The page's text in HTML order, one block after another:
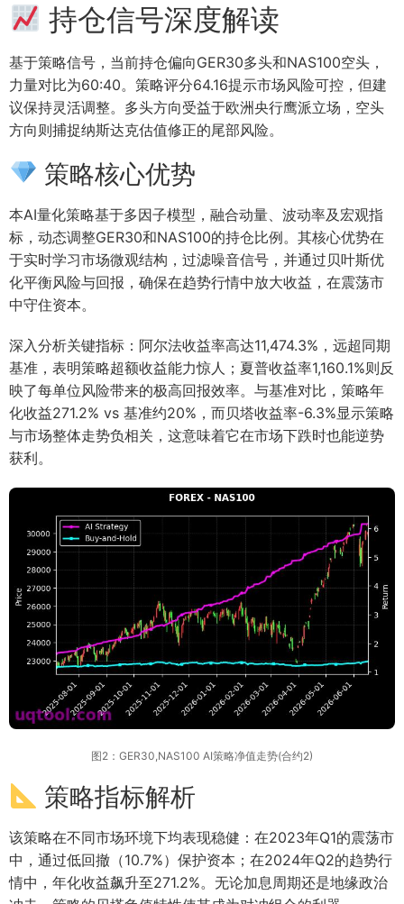
持仓信号深度解读
基于策略信号，当前持仓偏向GER30多头和NAS100空头，
力量对比为60:40。策略评分64.16提示市场风险可控，但建
议保持灵活调整。多头方向受益于欧洲央行鹰派立场，空头
方向则捕捉纳斯达克估值修正的尾部风险。
策略核心优势
本AI量化策略基于多因子模型，融合动量、波动率及宏观指
标，动态调整GER30和NAS100的持仓比例。其核心优势在
于实时学习市场微观结构，过滤噪音信号，并通过贝叶斯优
化平衡风险与回报，确保在趋势行情中放大收益，在震荡市
中守住资本。
深入分析关键指标：阿尔法收益率高达11,474.3%，远超同期
基准，表明策略超额收益能力惊人；夏普收益率1,160.1%则反
映了每单位风险带来的极高回报效率。与基准对比，策略年
化收益271.2% vs 基准约20%，而贝塔收益率-6.3%显示策略
与市场整体走势负相关，这意味着它在市场下跌时也能逆势
获利。
图2：GER30,NAS100 AI策略净值走势(合约2)
策略指标解析
该策略在不同市场环境下均表现稳健：在2023年Q1的震荡市
中，通过低回撤（10.7%）保护资本；在2024年Q2的趋势行
情中，年化收益飙升至271.2%。无论加息周期还是地缘政治